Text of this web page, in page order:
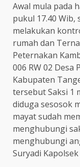
Awal mula pada
pukul 17.40
melakukan
rumah dan
Peternakan
006 RW 02 Desa
Kabupaten
tersebut Saksi 1
diduga sesosok
mayat sudah
menghubungi
menghubungi
Suryadi Kapolsek